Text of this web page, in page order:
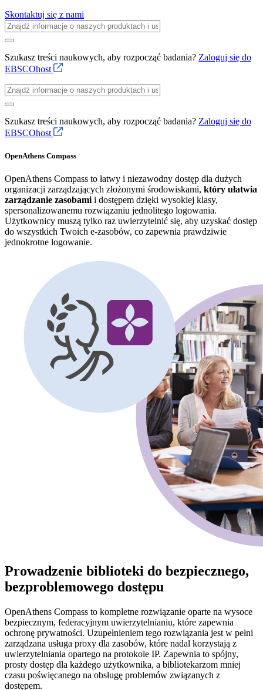
Skontaktuj się z nami
Szukasz treści naukowych, aby rozpocząć badania? Zaloguj się do
EBSCOhost
Szukasz treści naukowych, aby rozpocząć badania? Zaloguj się do
EBSCOhost
OpenAthens Compass
OpenAthens Compass to łatwy i niezawodny dostęp dla dużych
organizacji zarządzających złożonymi środowiskami, który ułatwia
zarządzanie zasobami i dostępem dzięki wysokiej klasy,
spersonalizowanemu rozwiązaniu jednolitego logowania.
Użytkownicy muszą tylko raz uwierzytelnić się, aby uzyskać dostęp
do wszystkich Twoich e-zasobów, co zapewnia prawdziwie
jednokrotne logowanie.
Prowadzenie biblioteki do bezpiecznego,
bezproblemowego dostępu
OpenAthens Compass to kompletne rozwiązanie oparte na wysoce
bezpiecznym, federacyjnym uwierzytelnianiu, które zapewnia
ochronę prywatności. Uzupełnieniem tego rozwiązania jest w pełni
zarządzana usługa proxy dla zasobów, które nadal korzystają z
uwierzytelniania opartego na protokole IP. Zapewnia to spójny,
prosty dostęp dla każdego użytkownika, a bibliotekarzom mniej
czasu poświęcanego na obsługę problemów związanych z
dostępem.